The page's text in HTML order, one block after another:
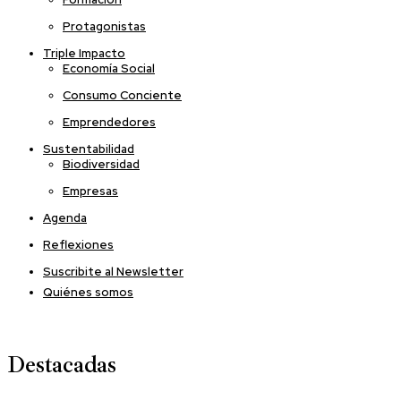
Protagonistas
Triple Impacto
Economía Social
Consumo Conciente
Emprendedores
Sustentabilidad
Biodiversidad
Empresas
Agenda
Reflexiones
Suscribite al Newsletter
Quiénes somos
Destacadas